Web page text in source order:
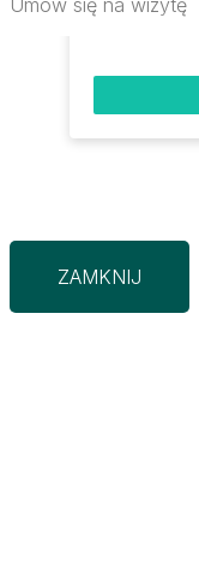
Umów się na wizytę
ZAMKNIJ